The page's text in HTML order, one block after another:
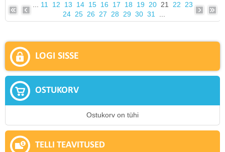
11 12 13 14 15 16 17 18 19 20 21 22
23
24 25 26 27 28 29 30 31
LOGI SISSE
OSTUKORV
Ostukorv on tühi
TELLI TEAVITUSED